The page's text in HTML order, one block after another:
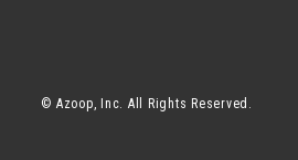
© Azoop, Inc. All Rights Reserved.